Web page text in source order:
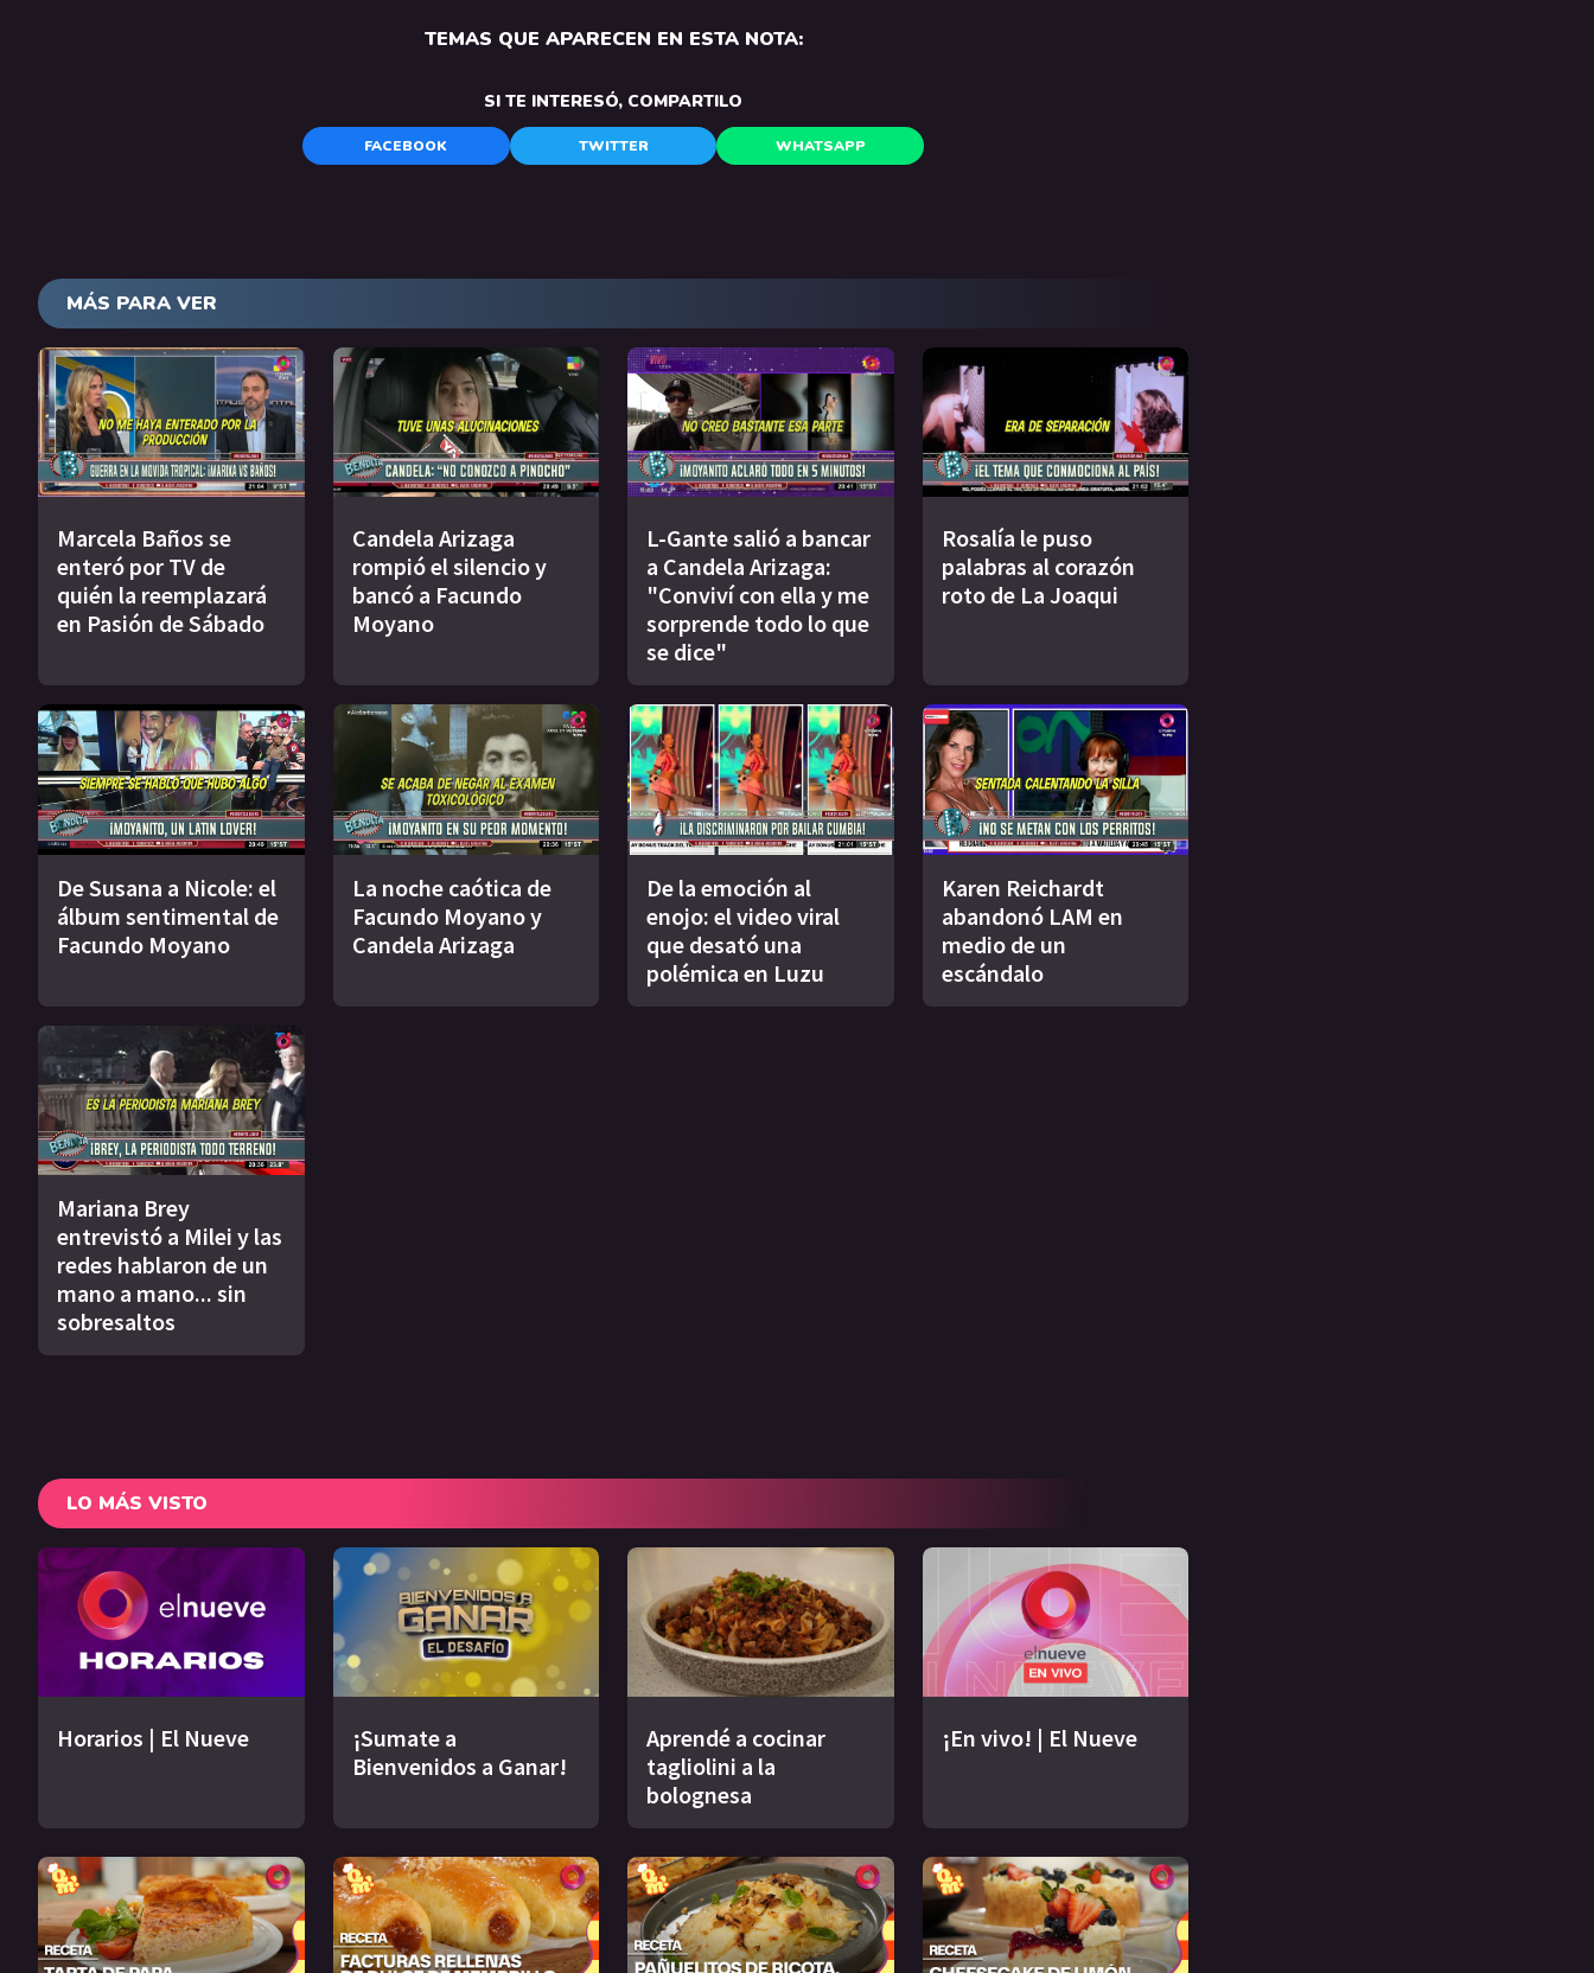
TEMAS QUE APARECEN EN ESTA NOTA:
SI TE INTERESÓ, COMPARTILO
FACEBOOK TWITTER WHATSAPP
MÁS PARA VER
Marcela Baños se
enteró por TV de
quién la reemplazará
en Pasión de Sábado
Candela Arizaga
rompió el silencio y
bancó a Facundo
Moyano
L-Gante salió a bancar
a Candela Arizaga:
"Conviví con ella y me
sorprende todo lo que
se dice"
Rosalía le puso
palabras al corazón
roto de La Joaqui
De Susana a Nicole: el
álbum sentimental de
Facundo Moyano
La noche caótica de
Facundo Moyano y
Candela Arizaga
De la emoción al
enojo: el video viral
que desató una
polémica en Luzu
Karen Reichardt
abandonó LAM en
medio de un
escándalo
Mariana Brey
entrevistó a Milei y las
redes hablaron de un
mano a mano... sin
sobresaltos
LO MÁS VISTO
Horarios | El Nueve
¡Sumate a
Bienvenidos a Ganar!
Aprendé a cocinar
tagliolini a la
bolognesa
¡En vivo! | El Nueve